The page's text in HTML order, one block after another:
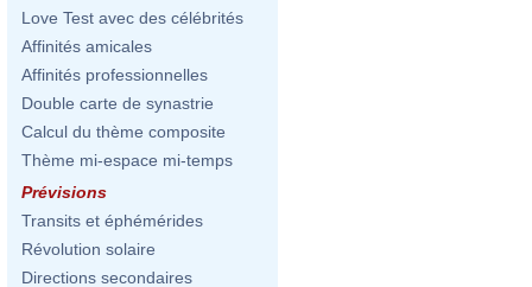
Love Test avec des célébrités
Affinités amicales
Affinités professionnelles
Double carte de synastrie
Calcul du thème composite
Thème mi-espace mi-temps
Prévisions
Transits et éphémérides
Révolution solaire
Directions secondaires